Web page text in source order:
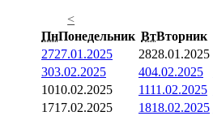
<
ПнПонедельник ВтВторник
2727.01.2025 2828.01.2025
303.02.2025 404.02.2025
1010.02.2025 1111.02.2025
1717.02.2025 1818.02.2025